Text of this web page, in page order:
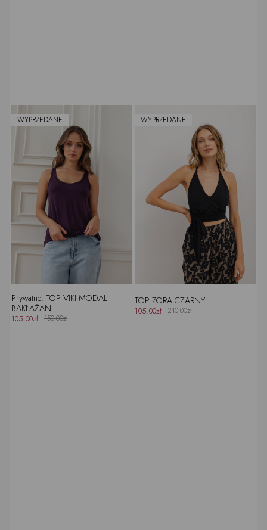
Prywatne: TOP VIKI MODAL
BAKŁAŻAN
105.00zł 150.00zł
WYPRZEDANE
TOP ZORA CZARNY
105.00zł 210.00zł
WYPRZEDANE